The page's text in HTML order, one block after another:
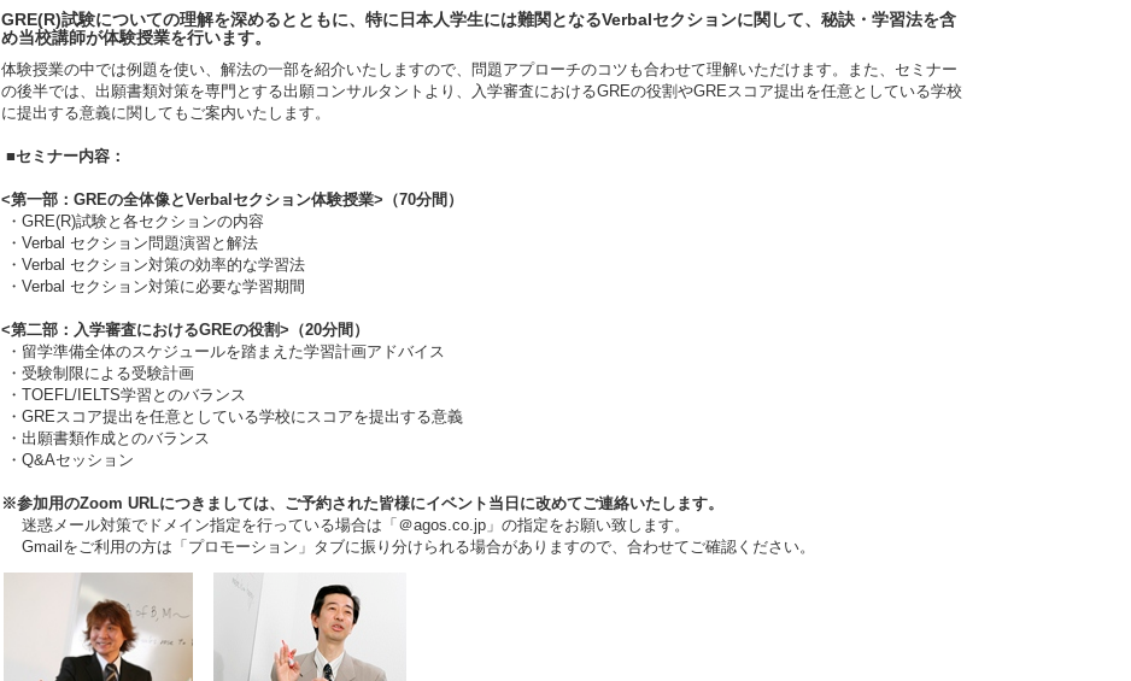
GRE(R)試験についての理解を深めるとともに、特に日本人学生には難関となるVerbalセクションに関して、秘訣・学習法を含
め当校講師が体験授業を行います。
体験授業の中では例題を使い、解法の一部を紹介いたしますので、問題アプローチのコツも合わせて理解いただけます。また、セミナー
の後半では、出願書類対策を専門とする出願コンサルタントより、入学審査におけるGREの役割やGREスコア提出を任意としている学校
に提出する意義に関してもご案内いたします。
■セミナー内容：
<第一部：GREの全体像とVerbalセクション体験授業>（70分間）
・GRE(R)試験と各セクションの内容
・Verbal セクション問題演習と解法
・Verbal セクション対策の効率的な学習法
・Verbal セクション対策に必要な学習期間
<第二部：入学審査におけるGREの役割>（20分間）
・留学準備全体のスケジュールを踏まえた学習計画アドバイス
・受験制限による受験計画
・TOEFL/IELTS学習とのバランス
・GREスコア提出を任意としている学校にスコアを提出する意義
・出願書類作成とのバランス
・Q&Aセッション
※参加用のZoom URLにつきましては、ご予約された皆様にイベント当日に改めてご連絡いたします。
迷惑メール対策でドメイン指定を行っている場合は「＠agos.co.jp」の指定をお願い致します。
Gmailをご利用の方は「プロモーション」タブに振り分けられる場合がありますので、合わせてご確認ください。